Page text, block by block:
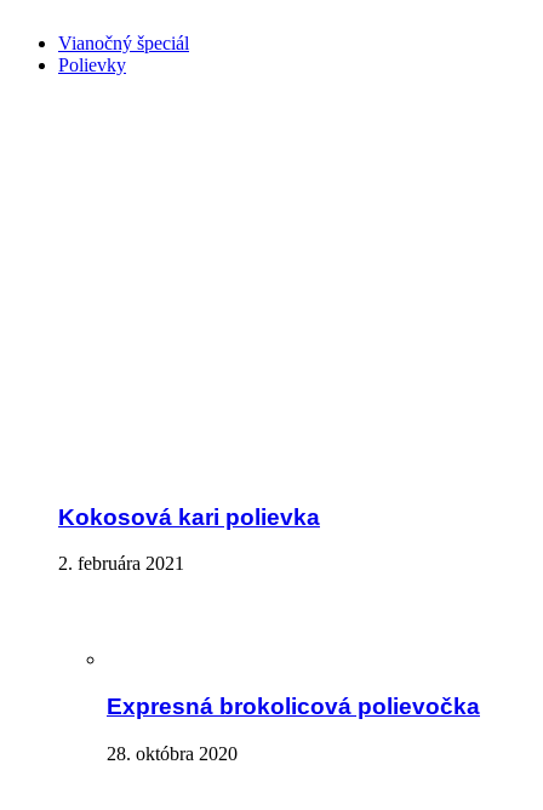
Vianočný špeciál
Polievky
Kokosová kari polievka
2. februára 2021
Expresná brokolicová polievočka
28. októbra 2020